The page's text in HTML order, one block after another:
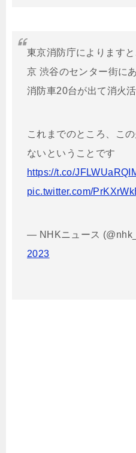
東京消防庁によります
京 渋谷のセンター街に
消防車20台が出て消火
これまでのところ、こ
ないということです
https://t.co/
pic.twitter.com/
— NHKニュース
2023